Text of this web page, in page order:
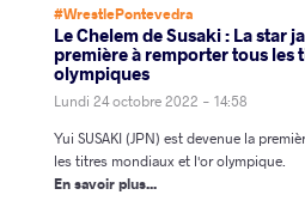
#WrestlePontevedra
Le Chelem de Susaki : La star
première à remporter tous les
olympiques
Lundi 24 octobre 2022 - 14:58
Yui SUSAKI (JPN) est devenue la
les titres mondiaux et l'or olympique.
En savoir plus...